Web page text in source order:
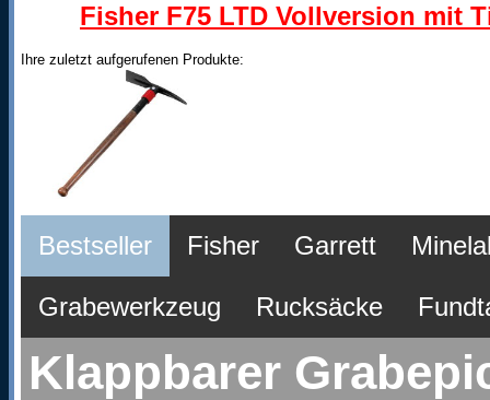
Fisher F75 LTD Vollversion mit
Ihre zuletzt aufgerufenen Produkte:
Bestseller Fisher Garrett
Grabewerkzeug Rucksäcke
Klappbarer